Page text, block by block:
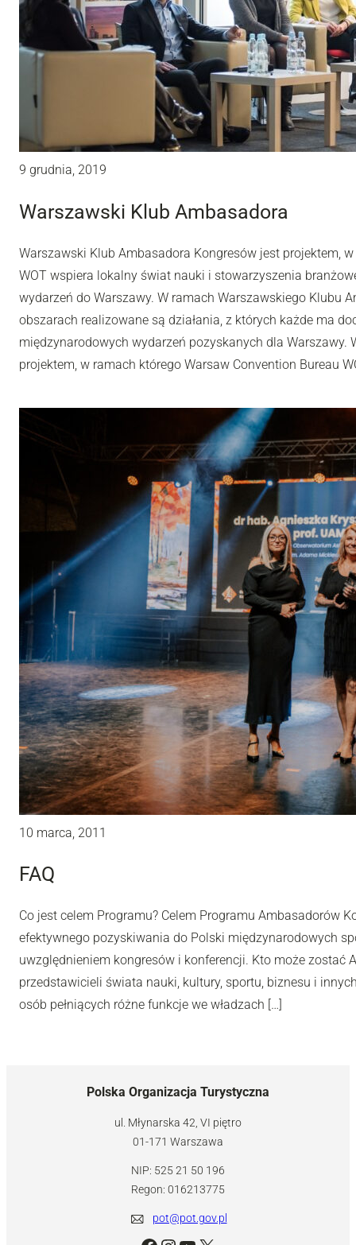
9 grudnia, 2019
Warszawski Klub Ambasadora
Warszawski Klub Ambasadora Kongresów jest projektem,
WOT wspiera lokalny świat nauki i stowarzyszenia
wydarzeń do Warszawy. W ramach Warszawskiego Klubu
obszarach realizowane są działania, z których każde ma
międzynarodowych wydarzeń pozyskanych dla Warszawy.
projektem, w ramach którego Warsaw Convention Bureau
10 marca, 2011
FAQ
Co jest celem Programu? Celem Programu Ambasadorów
efektywnego pozyskiwania do Polski międzynarodowych
uwzględnieniem kongresów i konferencji. Kto może zostać
przedstawicieli świata nauki, kultury, sportu, biznesu i
osób pełniących różne funkcje we władzach […]
Polska Organizacja Turystyczna
ul. Młynarska 42, VI piętro
01-171 Warszawa
NIP: 525 21 50 196
Regon: 016213775
pot@pot.gov.pl